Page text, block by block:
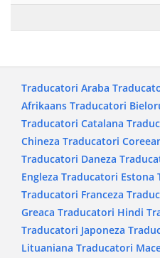
Traducatori Araba
Afrikaans Traducatori
Traducatori Catalana
Chineza Traducatori
Traducatori Daneza
Engleza Traducatori Estona
Traducatori Franceza
Greaca Traducatori Hindi
Traducatori Japoneza
Lituaniana Traducatori